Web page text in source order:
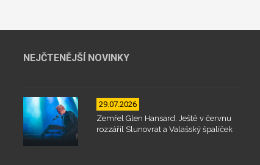
NEJČTENĚJŠÍ NOVINKY
29.07.2026
Zemřel Glen Hansard. Ještě v červnu
rozzářil Slunovrat a Valašský špalíček